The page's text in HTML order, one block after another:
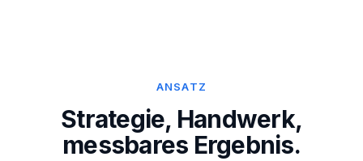
ANSATZ
Strategie, Handwerk,
messbares Ergebnis.